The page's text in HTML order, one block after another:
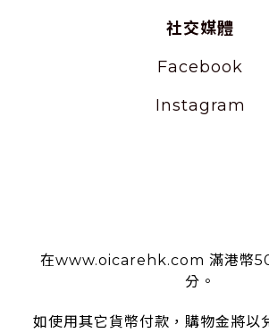
社交媒體
Facebook
Instagram
在www.oicarehk.com 滿港幣50
分。
如使用其它貨幣付款，購物金將以